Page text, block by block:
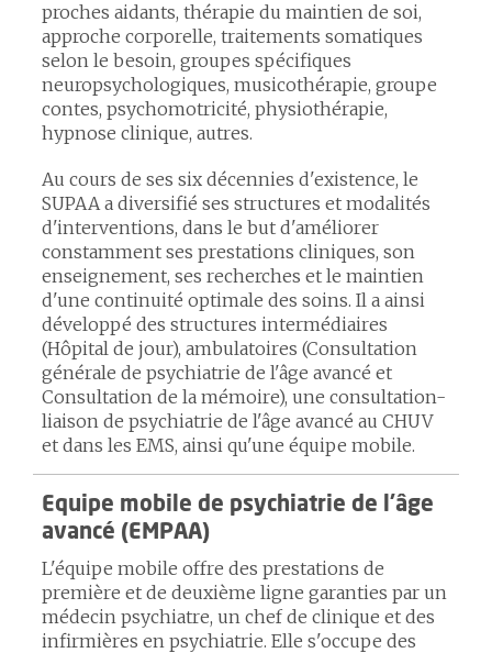
proches aidants, thérapie du maintien de soi,
approche corporelle, traitements somatiques
selon le besoin, groupes spécifiques
neuropsychologiques, musicothérapie, groupe
contes, psychomotricité, physiothérapie,
hypnose clinique, autres.
Au cours de ses six décennies d'existence, le
SUPAA a diversifié ses structures et modalités
d'interventions, dans le but d'améliorer
constamment ses prestations cliniques, son
enseignement, ses recherches et le maintien
d'une continuité optimale des soins. Il a ainsi
développé des structures intermédiaires
(Hôpital de jour), ambulatoires (Consultation
générale de psychiatrie de l'âge avancé et
Consultation de la mémoire), une consultation-
liaison de psychiatrie de l'âge avancé au CHUV
et dans les EMS, ainsi qu'une équipe mobile.
Equipe mobile de psychiatrie de l'âge
avancé (EMPAA)
L'équipe mobile offre des prestations de
première et de deuxième ligne garanties par un
médecin psychiatre, un chef de clinique et des
infirmières en psychiatrie. Elle s'occupe des